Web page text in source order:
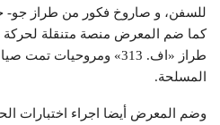
للسفن، و صاروخ فكور من طراز جو-
كما ضم المعرض منصة متنقلة لحركة
طراز «اف. 313» ومروحيات
المسلحة.
وضم المعرض أيضا اجراء اختبارات